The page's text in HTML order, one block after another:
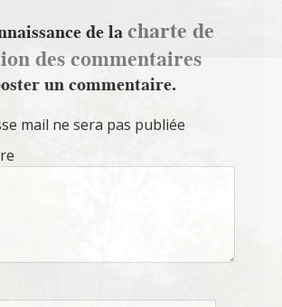
de lacharte de
des commentaires
un commentaire.
mail ne sera pas publiée